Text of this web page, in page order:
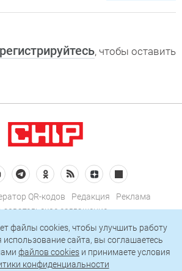
, чтобы оставить
QR-кодов Редакция
Реклама
соглашение
конфиденциальности
на рассылку
файлы cookies, чтобы улучшить работу
сайта, вы соглашаетесь
файлов cookies и принимаете условия
конфиденциальности